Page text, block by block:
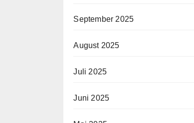
September 2025
August 2025
Juli 2025
Juni 2025